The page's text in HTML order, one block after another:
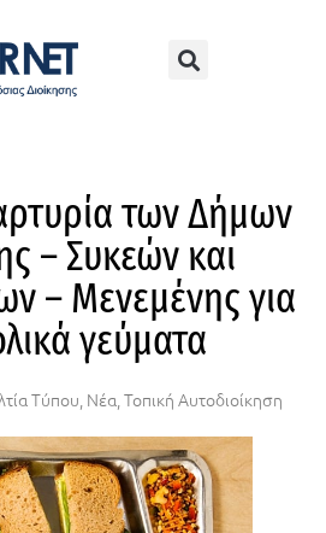
των Δήμων
– Συκεών και
– Μενεμένης για
γεύματα
Τύπου Νέα Τοπική Αυτοδιοίκηση